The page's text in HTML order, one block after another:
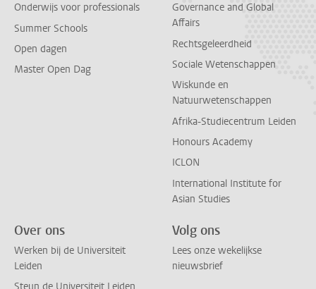
Onderwijs voor professionals
Summer Schools
Open dagen
Master Open Dag
Governance and Global
Affairs
Rechtsgeleerdheid
Sociale Wetenschappen
Wiskunde en
Natuurwetenschappen
Afrika-Studiecentrum Leiden
Honours Academy
ICLON
International Institute for
Asian Studies
Over ons
Werken bij de Universiteit
Leiden
Volg ons
Lees onze wekelijkse
nieuwsbrief